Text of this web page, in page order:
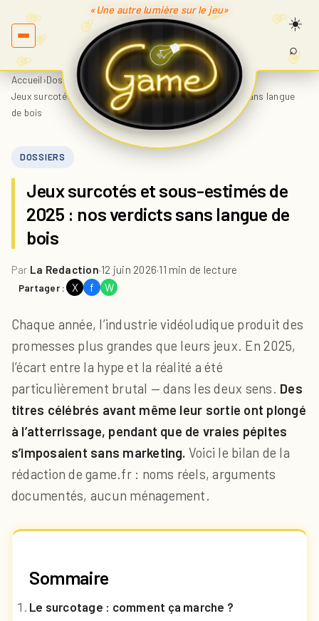
«Une autre lumière sur le jeu»
Game.fr
⌕
Accueil›Dossiers
Jeux surcotés et sous-estimés de 2025 : nos verdicts sans langue
de bois
DOSSIERS
Jeux surcotés et sous-estimés de
2025 : nos verdicts sans langue de
bois
Par La Redaction·12 juin 2026·11 min de lecture
Partager : X f W
Chaque année, l’industrie vidéoludique produit des
promesses plus grandes que leurs jeux. En 2025,
l’écart entre la hype et la réalité a été
particulièrement brutal — dans les deux sens. Des
titres célébrés avant même leur sortie ont plongé
à l’atterrissage, pendant que de vraies pépites
s’imposaient sans marketing. Voici le bilan de la
rédaction de game.fr : noms réels, arguments
documentés, aucun ménagement.
Sommaire
Le surcotage : comment ça marche ?